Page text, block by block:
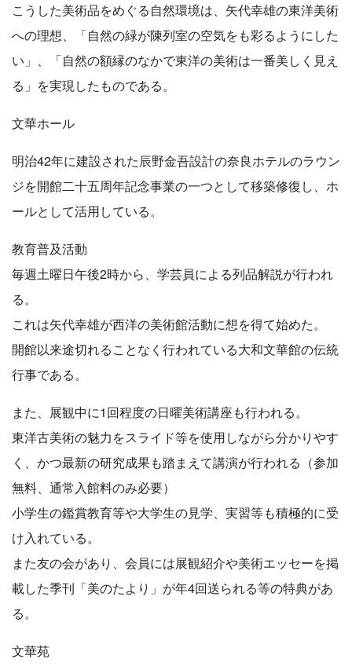
こうした美術品をめぐる自然環境は、矢代幸雄の東洋美術
への理想、「自然の緑が陳列室の空気をも彩るようにした
い」、「自然の額縁のなかで東洋の美術は一番美しく見え
る」を実現したものである。
文華ホール
明治42年に建設された辰野金吾設計の奈良ホテルのラウン
ジを開館二十五周年記念事業の一つとして移築修復し、ホ
ールとして活用している。
教育普及活動
毎週土曜日午後2時から、学芸員による列品解説が行われ
る。
これは矢代幸雄が西洋の美術館活動に想を得て始めた。
開館以来途切れることなく行われている大和文華館の伝統
行事である。
また、展観中に1回程度の日曜美術講座も行われる。
東洋古美術の魅力をスライド等を使用しながら分かりやす
く、かつ最新の研究成果も踏まえて講演が行われる（参加
無料、通常入館料のみ必要）
小学生の鑑賞教育等や大学生の見学、実習等も積極的に受
け入れている。
また友の会があり、会員には展観紹介や美術エッセーを掲
載した季刊「美のたより」が年4回送られる等の特典があ
る。
文華苑